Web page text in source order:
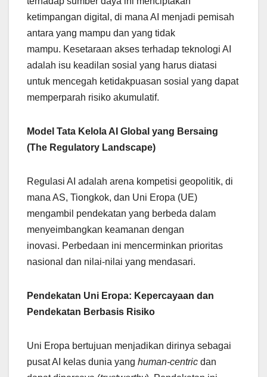
ketimpangan digital, di mana AI menjadi pemisah
antara yang mampu dan yang tidak
mampu. Kesetaraan akses terhadap teknologi AI
adalah isu keadilan sosial yang harus diatasi
untuk mencegah ketidakpuasan sosial yang dapat
memperparah risiko akumulatif.
Model Tata Kelola AI Global yang Bersaing
(The Regulatory Landscape)
Regulasi AI adalah arena kompetisi geopolitik, di
mana AS, Tiongkok, dan Uni Eropa (UE)
mengambil pendekatan yang berbeda dalam
menyeimbangkan keamanan dengan
inovasi. Perbedaan ini mencerminkan prioritas
nasional dan nilai-nilai yang mendasari.
Pendekatan Uni Eropa: Kepercayaan dan
Pendekatan Berbasis Risiko
Uni Eropa bertujuan menjadikan dirinya sebagai
pusat AI kelas dunia yang human-centric dan